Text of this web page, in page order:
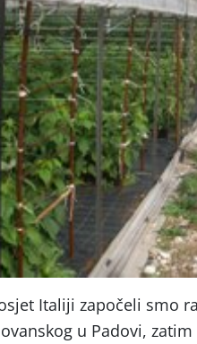
Italiji započeli smo
u Padovi,